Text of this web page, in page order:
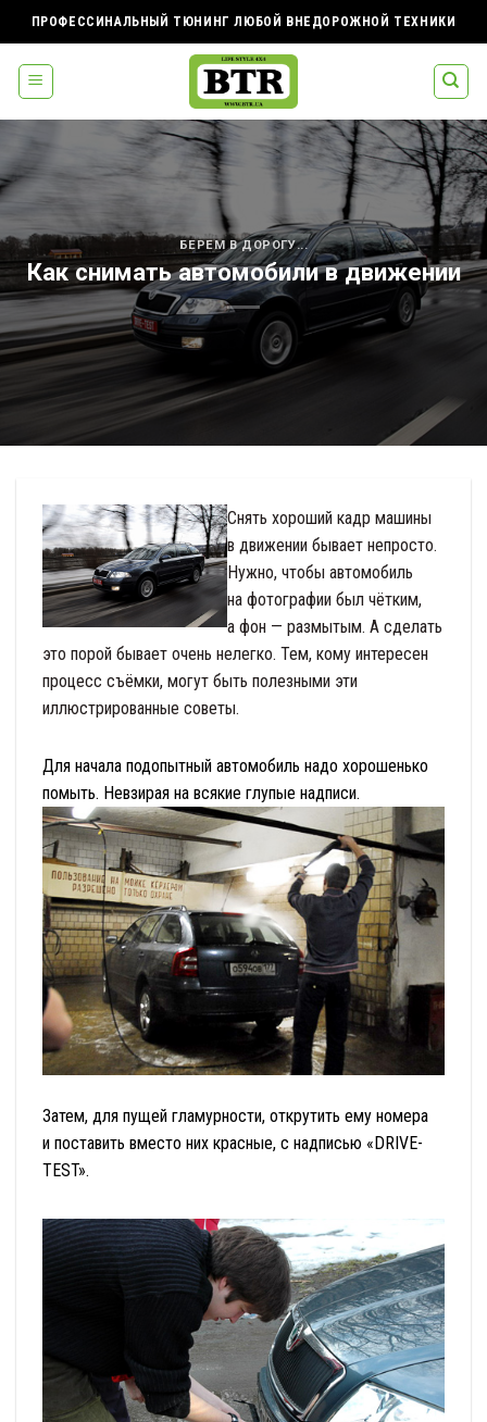
to
content
ПРОФЕССИНАЛЬНЫЙ ТЮНИНГ ЛЮБОЙ ВНЕДОРОЖНОЙ ТЕХНИКИ
БЕРЕМ В ДОРОГУ...
Как снимать автомобили в движении
Снять хороший кадр машины
в движении бывает непросто.
Нужно, чтобы автомобиль
на фотографии был чётким,
а фон — размытым. А сделать
это порой бывает очень нелегко. Тем, кому интересен
процесс съёмки, могут быть полезными эти
иллюстрированные советы.
Для начала подопытный автомобиль надо хорошенько
помыть. Невзирая на всякие глупые надписи.
Затем, для пущей гламурности, открутить ему номера
и поставить вместо них красные, с надписью «DRIVE-
TEST».